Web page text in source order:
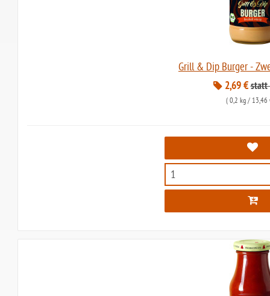
Grill & Dip Burger -
2,69 € statt
( 0,2 kg / 13,46